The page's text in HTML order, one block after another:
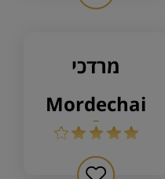
מרדכי
mordechai